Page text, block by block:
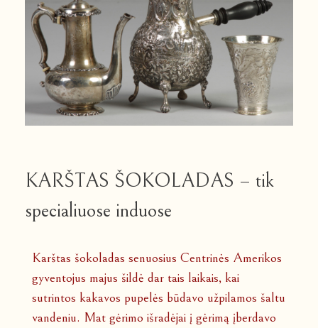
KARŠTAS ŠOKOLADAS – tik
specialiuose induose
Karštas šokoladas senuosius Centrinės Amerikos
gyventojus majus šildė dar tais laikais, kai
sutrintos kakavos pupelės būdavo užpilamos šaltu
vandeniu. Mat gėrimo išradėjai į gėrimą įberdavo